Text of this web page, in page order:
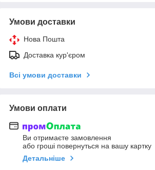
Умови доставки
Нова Пошта
Доставка кур'єром
Всі умови доставки
Умови оплати
Ви отримаєте замовлення
або гроші повернуться на вашу картку
Детальніше